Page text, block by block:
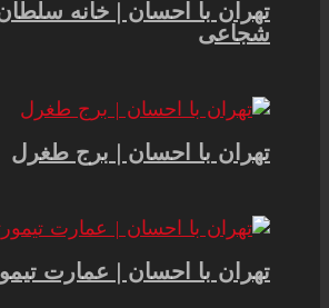
تهران با احسان | خانه
شجاعی
تهران با احسان | برج طغرل
تهران با احسان | عمارت